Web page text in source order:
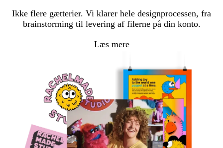
Ikke flere gætterier. Vi klarer hele designprocessen, fra
brainstorming til levering af filerne på din konto.
Læs mere